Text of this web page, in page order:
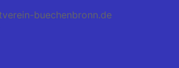
buechenbronn.de